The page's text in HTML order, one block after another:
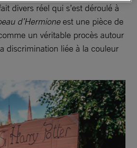
divers réel qui s’est déroulé à
d’Hermioneest une pièce de
un véritable procès autour
discrimination liée à la couleur